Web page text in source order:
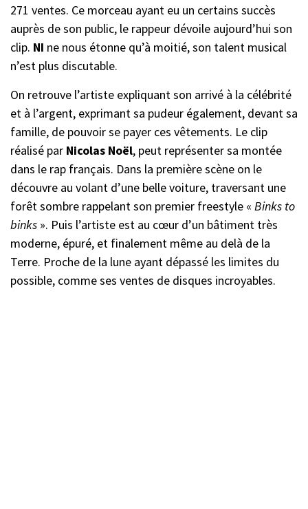
271 ventes. Ce morceau ayant eu un certains succès
auprès de son public, le rappeur dévoile aujourd’hui son
clip. NI ne nous étonne qu’à moitié, son talent musical
n’est plus discutable.
On retrouve l’artiste expliquant son arrivé à la célébrité
et à l’argent, exprimant sa pudeur également, devant sa
famille, de pouvoir se payer ces vêtements. Le clip
réalisé par Nicolas Noël, peut représenter sa montée
dans le rap français. Dans la première scène on le
découvre au volant d’une belle voiture, traversant une
forêt sombre rappelant son premier freestyle « Binks to
binks ». Puis l’artiste est au cœur d’un bâtiment très
moderne, épuré, et finalement même au delà de la
Terre. Proche de la lune ayant dépassé les limites du
possible, comme ses ventes de disques incroyables.